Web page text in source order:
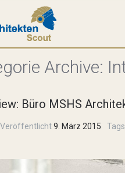
Archive:
Büro MSHS
Veröffentlicht9. März 2015 Tags